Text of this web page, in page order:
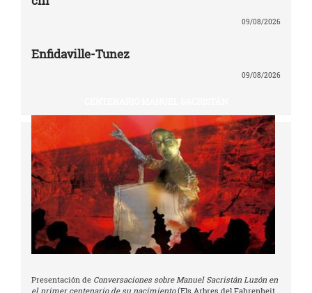
09/08/2026
Enfidaville-Tunez
09/08/2026
Presentación de Conversaciones sobre Manuel Sacristán Luzón en
el primer centenario de su nacimiento(Els Arbres del Fahrenheit,